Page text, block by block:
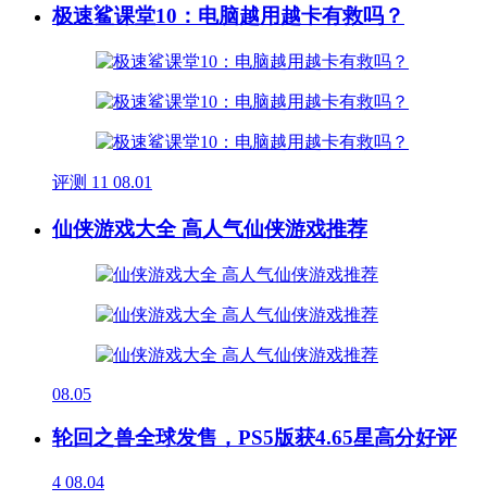
极速鲨课堂10：电脑越用越卡有救吗？
评测 11 08.01
仙侠游戏大全 高人气仙侠游戏推荐
08.05
轮回之兽全球发售，PS5版获4.65星高分好评
4 08.04